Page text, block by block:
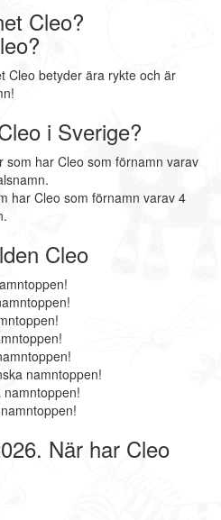
Cleo?
Cleo betyder ära rykte och är
i Sverige?
som har Cleo som förnamn varav
har Cleo som förnamn varav 4
Cleo
namntoppen!
När har Cleo